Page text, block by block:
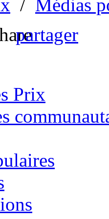
/ Médias
partager
Prix